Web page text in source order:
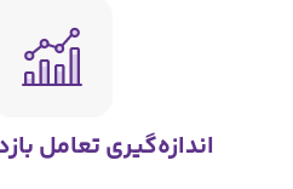
اندازه‌گیری تعامل